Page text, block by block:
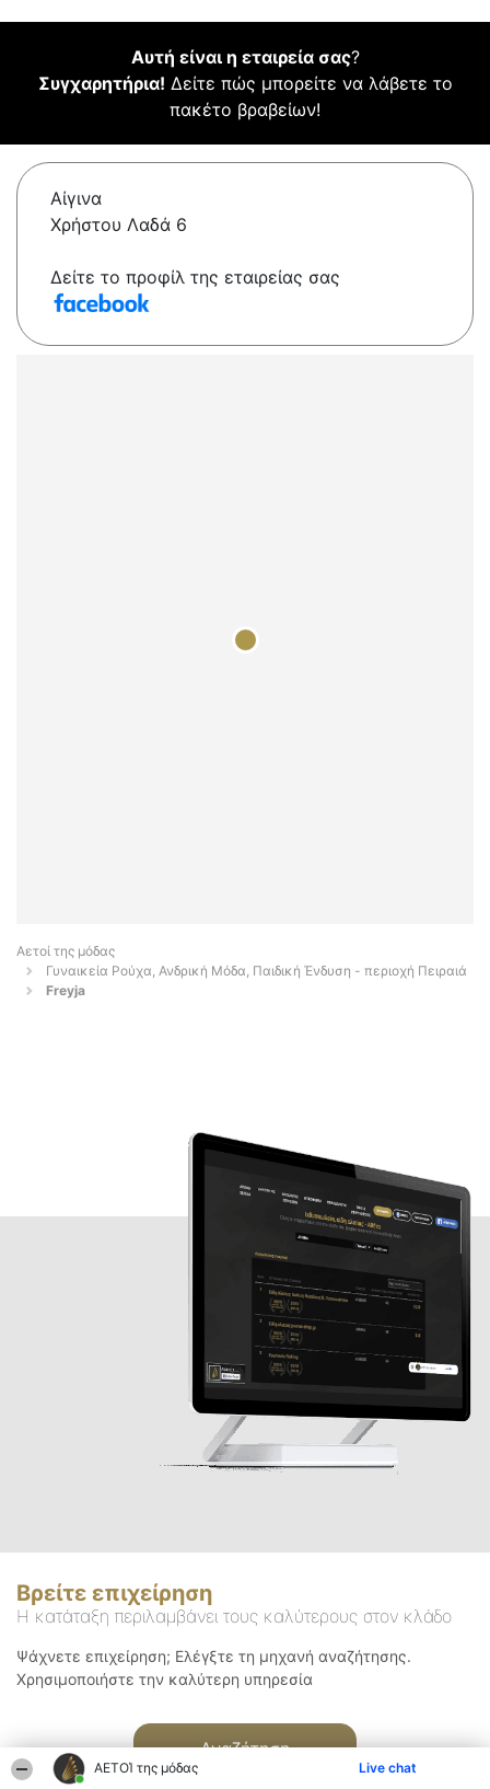
ΑΕΤΟΊ της μόδας Live chat
Αυτή είναι η εταιρεία σας?
Συγχαρητήρια! Δείτε πώς μπορείτε να λάβετε το
πακέτο βραβείων!
Αίγινα
Χρήστου Λαδά 6
Δείτε το προφίλ της εταιρείας σας
Αετοί της μόδας
Γυναικεία Ρούχα, Ανδρική Μόδα, Παιδική Ένδυση - περιοχή Πειραιά
Freyja
Βρείτε επιχείρηση
Η κατάταξη περιλαμβάνει τους καλύτερους στον κλάδο
Ψάχνετε επιχείρηση; Ελέγξτε τη μηχανή αναζήτησης.
Χρησιμοποιήστε την καλύτερη υπηρεσία
Αναζήτηση